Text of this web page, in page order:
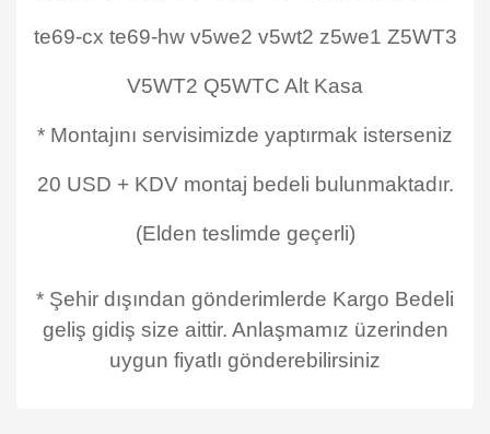
te69-cx te69-hw v5we2 v5wt2 z5we1 Z5WT3
V5WT2 Q5WTC Alt Kasa
* Montajını servisimizde yaptırmak isterseniz
20 USD + KDV montaj bedeli bulunmaktadır.
(Elden teslimde geçerli)
* Şehir dışından gönderimlerde Kargo Bedeli
geliş gidiş size aittir. Anlaşmamız üzerinden
uygun fiyatlı gönderebilirsiniz